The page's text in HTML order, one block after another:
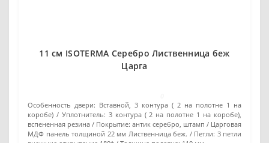
11 см ISOTERMA Серебро Лиственница беж
Царга
Особенность двери: Вставной, 3 контура ( 2 на полотне 1 на
коробе)
Уплотнитель: 3 контура ( 2 на полотне 1 на коробе),
вспененная резина
Покрытие: антик серебро, штамп / Царговая
МДФ панель толщиной 22 мм Лиственница беж.
Петли: 3 петли